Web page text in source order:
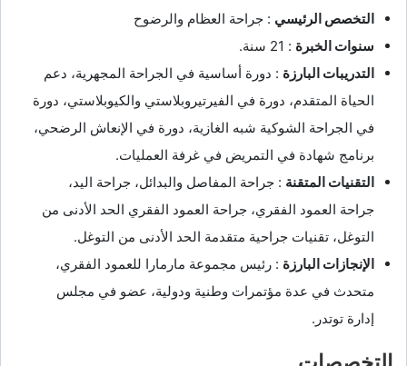
التخصص الرئيسي : جراحة العظام والرضوح
سنوات الخبرة : 21 سنة.
التدريبات البارزة : دورة أساسية في الجراحة المجهرية، دعم
الحياة المتقدم، دورة في الفيرتيروبلاستي والكيوبلاستي، دورة
في الجراحة الشوكية شبه الغازية، دورة في الإنعاش الرضحي،
برنامج شهادة في التمريض في غرفة العمليات.
التقنيات المتقنة : جراحة المفاصل والبدائل، جراحة اليد،
جراحة العمود الفقري، جراحة العمود الفقري الحد الأدنى من
التوغل، تقنيات جراحية متقدمة الحد الأدنى من التوغل.
الإنجازات البارزة : رئيس مجموعة مارمارا للعمود الفقري،
متحدث في عدة مؤتمرات وطنية ودولية، عضو في مجلس
إدارة توتدر.